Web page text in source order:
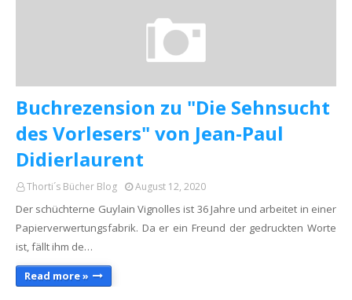
Buchrezension zu "Die Sehnsucht
des Vorlesers" von Jean-Paul
Didierlaurent
Thorti´s Bücher Blog August 12, 2020
Der schüchterne Guylain Vignolles ist 36 Jahre und arbeitet in einer
Papierverwertungsfabrik. Da er ein Freund der gedruckten Worte
ist, fällt ihm de…
Read more »